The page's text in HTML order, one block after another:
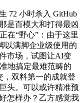
72 小时杀入 GitHub
是百模大和打得最凶
在“野心”：由于这里
以满脚企业级使用的
市场，试图让AI变
地搞定最难范畴的
，双料第一的成就登
头。可以或许精准预
怎样办？乙方感觉我